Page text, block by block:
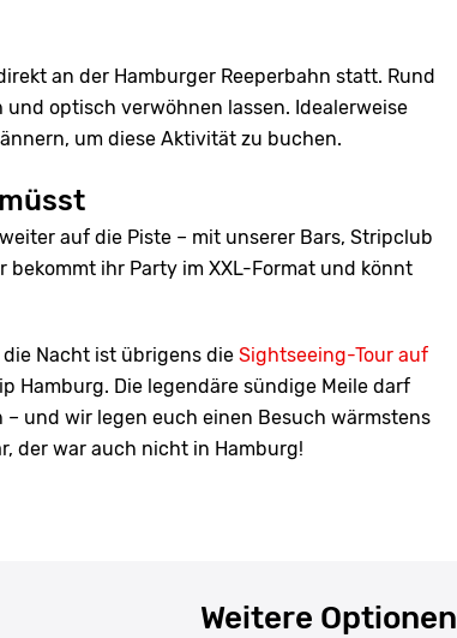
an der Hamburger Reeperbahn statt. Rund
optisch verwöhnen lassen. Idealerweise
um diese Aktivität zu buchen.
auf die Piste – mit unserer Bars, Stripclub
ihr Party im XXL-Format und könnt
Nacht ist übrigens die Sightseeing-Tour auf
Hamburg. Die legendäre sündige Meile darf
und wir legen euch einen Besuch wärmstens
der war auch nicht in Hamburg!
Weitere Optionen